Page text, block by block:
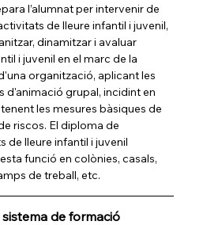
l’alumnat per intervenir de
de lleure infantil i juvenil,
dinamitzar i avaluar
i juvenil en el marc de la
organització, aplicant les
d'animació grupal, incidint en
les mesures bàsiques de
riscos. El diploma de
lleure infantil i juvenil
funció en colònies, casals,
de treball, etc.
de formació